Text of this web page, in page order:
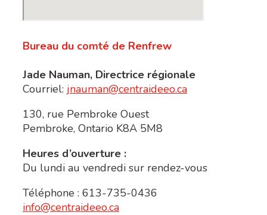
Bureau du comté de Renfrew
Jade Nauman, Directrice régionale
Courriel: jnauman@centraideeo.ca
130, rue Pembroke Ouest
Pembroke, Ontario K8A 5M8
Heures d’ouverture :
Du lundi au vendredi sur rendez-vous
Téléphone : 613-735-0436
info@centraideeo.ca